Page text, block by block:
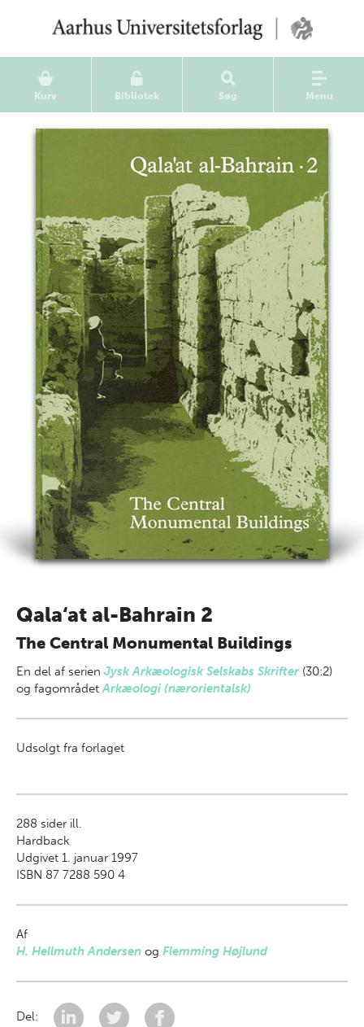
Kurv Bibliotek Søg Menu
Qala‘at al-Bahrain 2
The Central Monumental Buildings
En del af serien Jysk Arkæologisk Selskabs Skrifter (30:2)
og fagområdetArkæologi (nærorientalsk)
Udsolgt fra forlaget
288 sider ill.
Hardback
Udgivet 1. januar 1997
ISBN 87 7288 590 4
Af
H. Hellmuth Andersen og Flemming Højlund
Del: